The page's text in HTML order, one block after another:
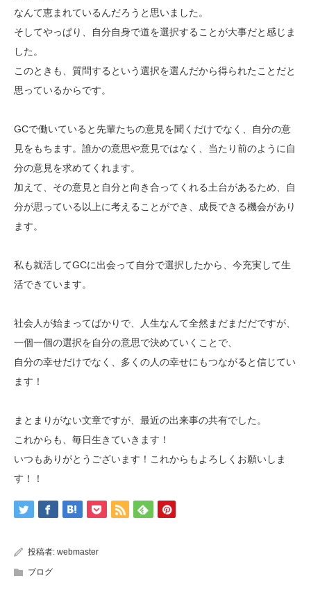
なんて恵まれているんだろうと思いました。
そしてやっぱり、自分自身で道を選択することが大事だと感じま
した。
このときも、質問するという選択を選んだから得られたことだと
思っているからです。
GCで働いていると先輩たちの意見を聞くだけでなく、自分の意
見をもちます。誰かの意思や意見ではなく、当たり前のように自
分の意見を求めてくれます。
加えて、その意見と自分と向き合ってくれる土台があるため、自
分が思っている以上に考えることができ、成長できる機会があり
ます。
私も就活してGCに出会って自分で選択したから、今充実して生
活できています。
社会人が始まってばかりで、人生なんて全然まだまだだですが、
一個一個の選択を自分の意思で決めていくことで、
自分の幸せだけでなく、多くの人の幸せにもつながると信じてい
ます！
まとまりがない文章ですが、最近の出来事の共有でした。
これからも、毎日生きていきます！
いつもありがとうございます！これからもよろしくお願いしま
す！！
投稿者: webmaster
ブログ